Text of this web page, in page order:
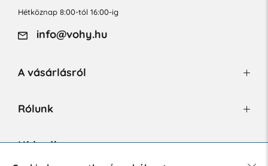
Hétköznap 8:00-tól 16:00-ig
info@vohy.hu
A vásárlásról
Rólunk
Hírlevél